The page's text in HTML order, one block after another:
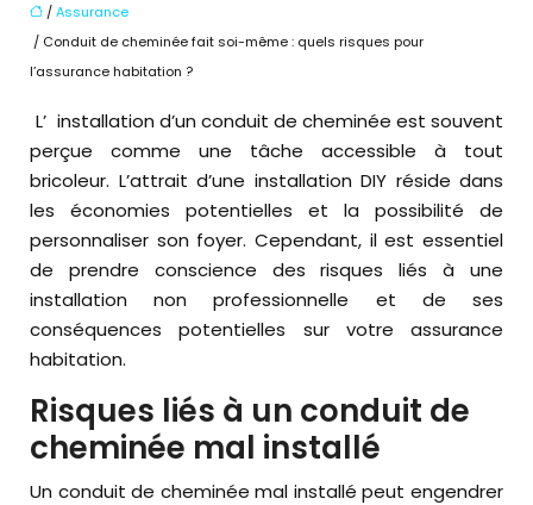
/Assurance
/ Conduit de cheminée fait soi-même : quels risques pour
l’assurance habitation ?
L’installation d’un conduit de cheminée est souvent
perçue comme une tâche accessible à tout
bricoleur. L’attrait d’une installation DIY réside dans
les économies potentielles et la possibilité de
personnaliser son foyer. Cependant, il est essentiel
de prendre conscience des risques liés à une
installation non professionnelle et de ses
conséquences potentielles sur votre assurance
habitation.
Risques liés à un conduit de
cheminée mal installé
Un conduit de cheminée mal installé peut engendrer